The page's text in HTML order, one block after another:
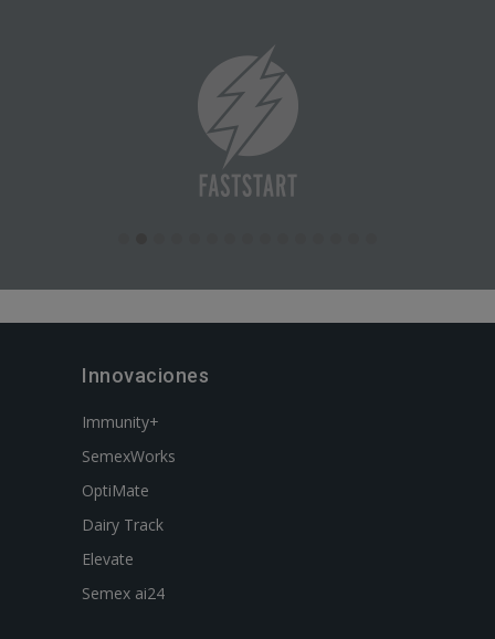
Innovaciones
Immunity+
SemexWorks
OptiMate
Dairy Track
Elevate
Semex ai24